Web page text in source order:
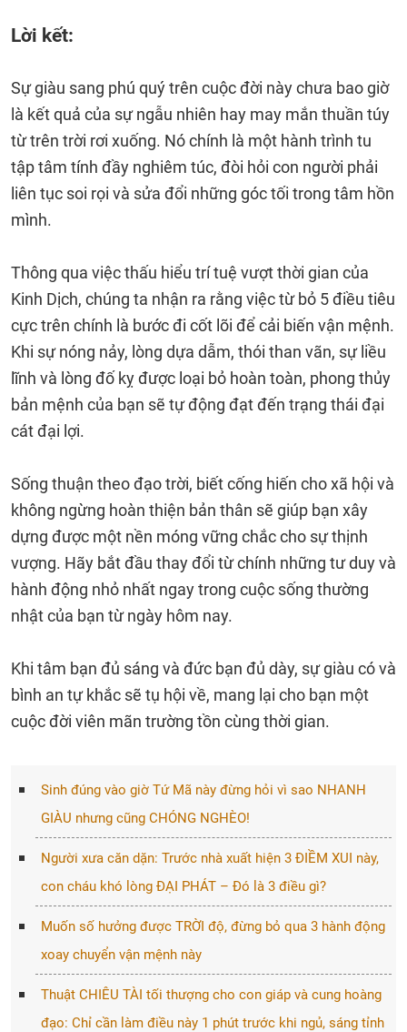
Lời kết:
Sự giàu sang phú quý trên cuộc đời này chưa bao giờ
là kết quả của sự ngẫu nhiên hay may mắn thuần túy
từ trên trời rơi xuống. Nó chính là một hành trình tu
tập tâm tính đầy nghiêm túc, đòi hỏi con người phải
liên tục soi rọi và sửa đổi những góc tối trong tâm hồn
mình.
Thông qua việc thấu hiểu trí tuệ vượt thời gian của
Kinh Dịch, chúng ta nhận ra rằng việc từ bỏ 5 điều tiêu
cực trên chính là bước đi cốt lõi để cải biến vận mệnh.
Khi sự nóng nảy, lòng dựa dẫm, thói than vãn, sự liều
lĩnh và lòng đố kỵ được loại bỏ hoàn toàn, phong thủy
bản mệnh của bạn sẽ tự động đạt đến trạng thái đại
cát đại lợi.
Sống thuận theo đạo trời, biết cống hiến cho xã hội và
không ngừng hoàn thiện bản thân sẽ giúp bạn xây
dựng được một nền móng vững chắc cho sự thịnh
vượng. Hãy bắt đầu thay đổi từ chính những tư duy và
hành động nhỏ nhất ngay trong cuộc sống thường
nhật của bạn từ ngày hôm nay.
Khi tâm bạn đủ sáng và đức bạn đủ dày, sự giàu có và
bình an tự khắc sẽ tụ hội về, mang lại cho bạn một
cuộc đời viên mãn trường tồn cùng thời gian.
Sinh đúng vào giờ Tứ Mã này đừng hỏi vì sao NHANH
GIÀU nhưng cũng CHÓNG NGHÈO!
Người xưa căn dặn: Trước nhà xuất hiện 3 ĐIỀM XUI này,
con cháu khó lòng ĐẠI PHÁT – Đó là 3 điều gì?
Muốn số hưởng được TRỜI độ, đừng bỏ qua 3 hành động
xoay chuyển vận mệnh này
Thuật CHIÊU TÀI tối thượng cho con giáp và cung hoàng
đạo: Chỉ cần làm điều này 1 phút trước khi ngủ, sáng tỉnh